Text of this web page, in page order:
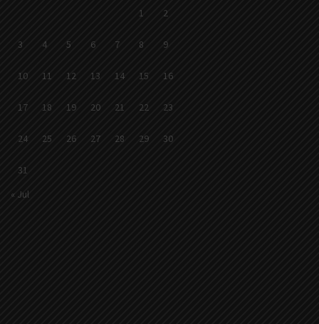
1 2
3 4 5 6 7 8 9
10 11 12 13 14 15 16
17 18 19 20 21 22 23
24 25 26 27 28 29 30
31
« Jul